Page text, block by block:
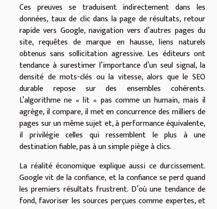
Ces preuves se traduisent indirectement dans les
données, taux de clic dans la page de résultats, retour
rapide vers Google, navigation vers d’autres pages du
site, requêtes de marque en hausse, liens naturels
obtenus sans sollicitation agressive. Les éditeurs ont
tendance à surestimer l’importance d’un seul signal, la
densité de mots-clés ou la vitesse, alors que le SEO
durable repose sur des ensembles cohérents.
L’algorithme ne « lit » pas comme un humain, mais il
agrège, il compare, il met en concurrence des milliers de
pages sur un même sujet et, à performance équivalente,
il privilégie celles qui ressemblent le plus à une
destination fiable, pas à un simple piège à clics.
La réalité économique explique aussi ce durcissement.
Google vit de la confiance, et la confiance se perd quand
les premiers résultats frustrent. D’où une tendance de
fond, favoriser les sources perçues comme expertes, et